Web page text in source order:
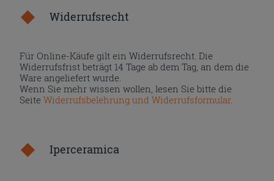
Widerrufsrecht
Für Online-Käufe gilt ein Widerrufsrecht. Die
Widerrufsfrist beträgt 14 Tage ab dem Tag, an dem die
Ware angeliefert wurde.
Wenn Sie mehr wissen wollen, lesen Sie bitte die
SeiteWiderrufsbelehrung und Widerrufsformular.
Iperceramica